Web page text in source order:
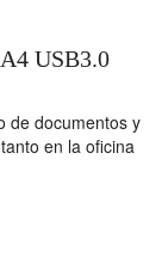
USB3.0
de documentos y
en la oficina